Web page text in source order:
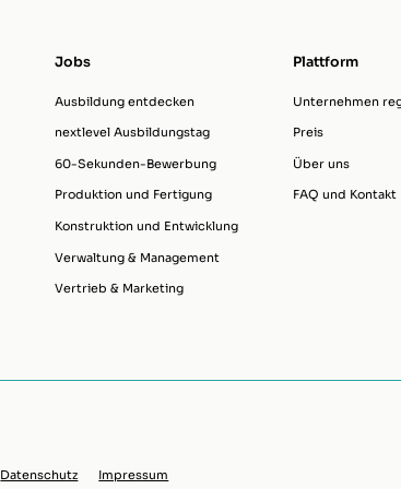
Jobs
Ausbildung entdecken
nextlevel Ausbildungstag
60-Sekunden-Bewerbung
Produktion und Fertigung
Konstruktion und Entwicklung
Verwaltung & Management
Vertrieb & Marketing
Plattform
Unternehmen
Preis
Über uns
FAQ und Kontakt
Datenschutz Impressum